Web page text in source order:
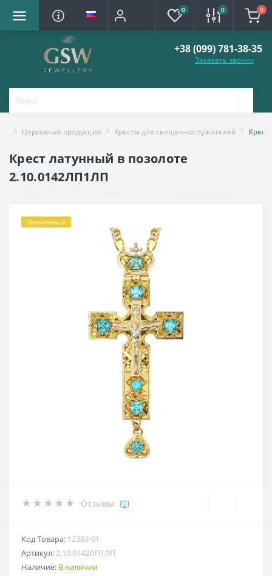
0 0 0
+38 (099) 781-38-35
Заказать звонок
Церковная продукция Кресты для священнослужителей
Крест латунный в позолоте
2.10.0142ЛП1ЛП
Популярный
Отзывы: (0)
Код Товара: 12383-01
Артикул:2.10.0142ЛП1ЛП
Наличие: В наличии